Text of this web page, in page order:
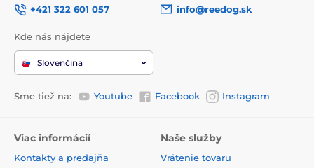
+421 322 601 057
info@reedog.sk
Kde nás nájdete
Slovenčina
Sme tiež na: Youtube Facebook Instagram
Viac informácií
Kontakty a predajňa
Naše služby
Vrátenie tovaru